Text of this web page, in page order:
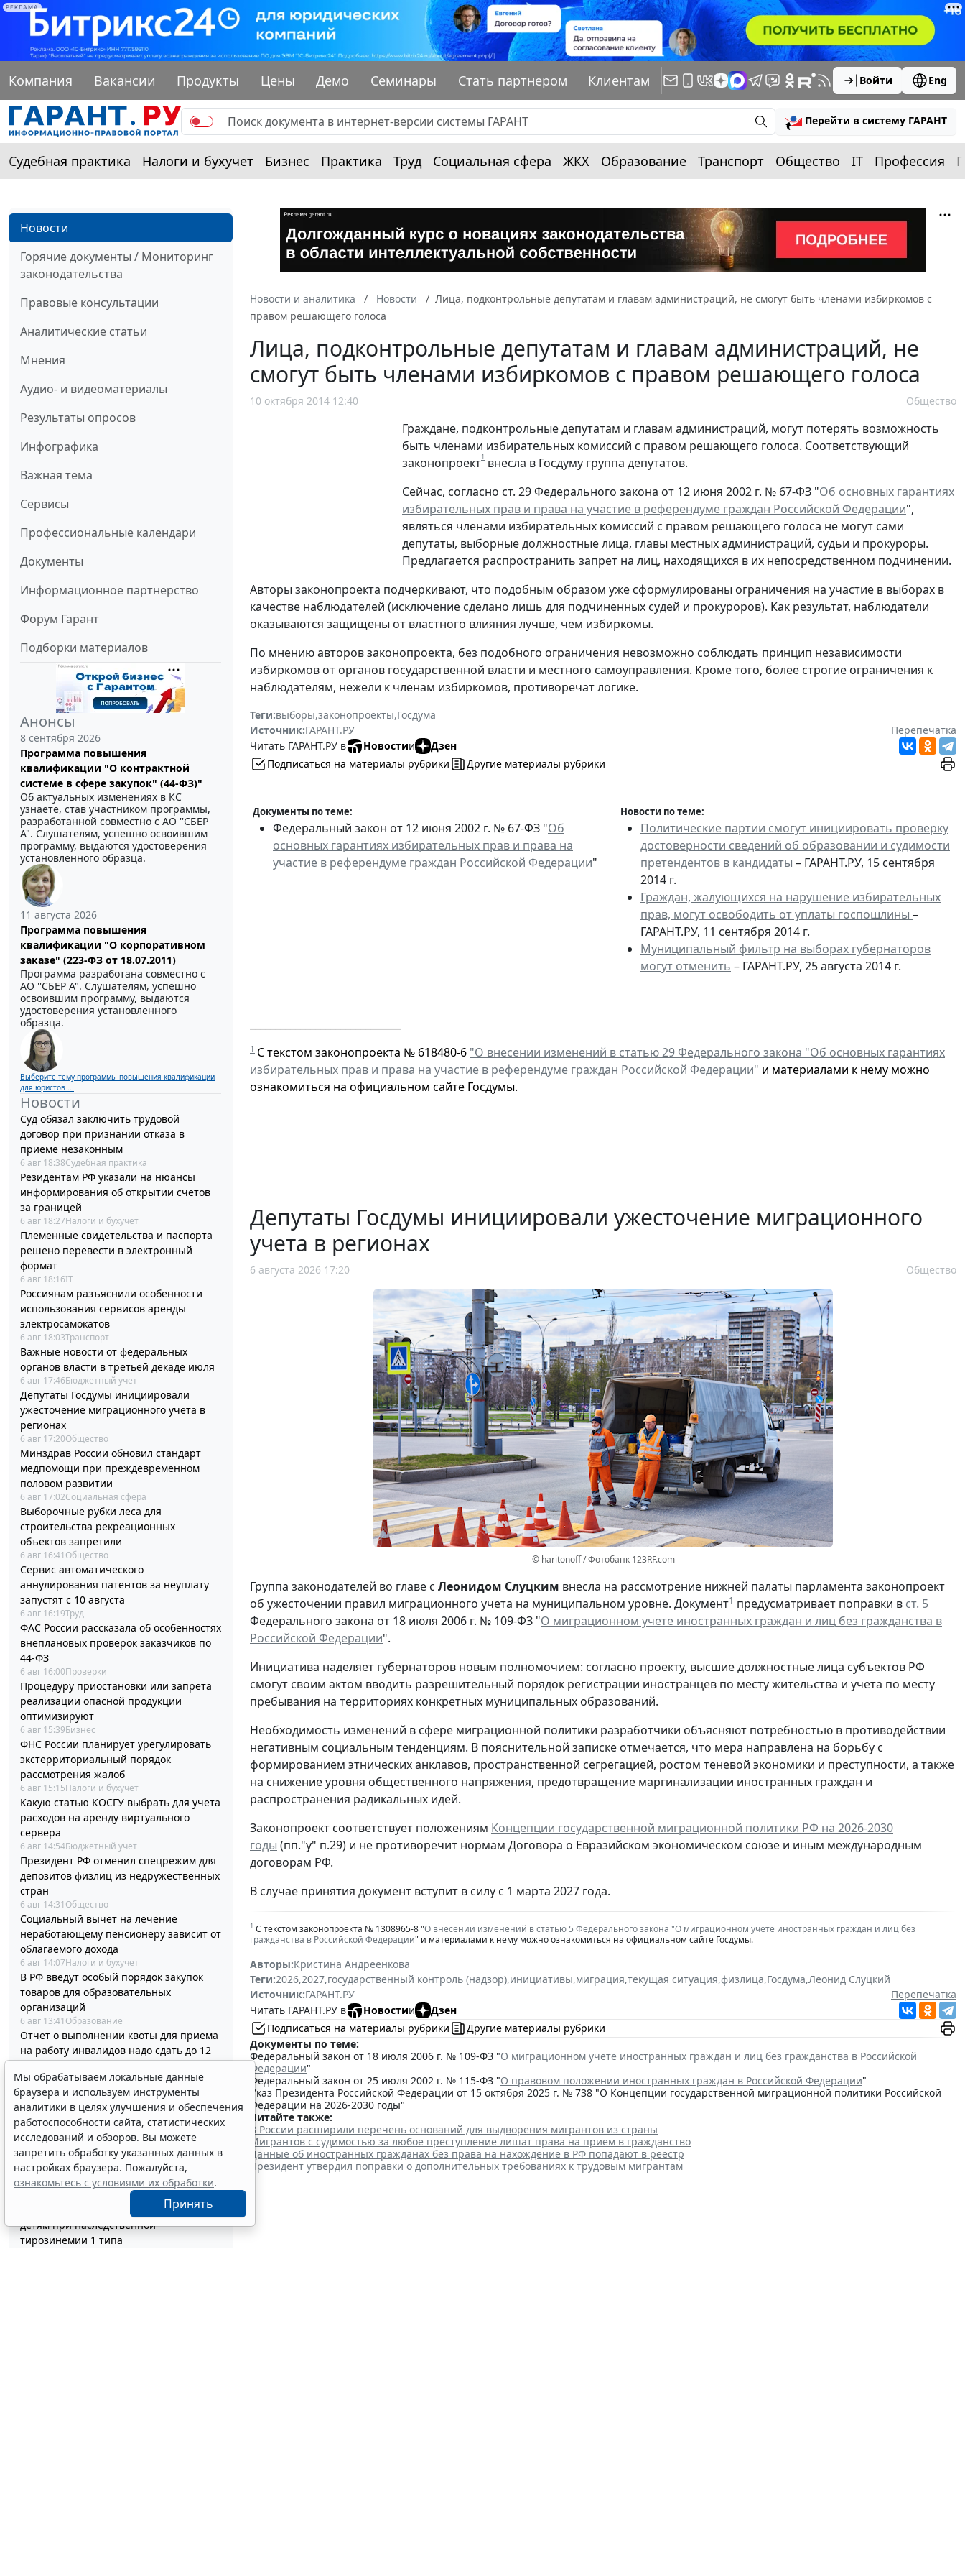
РЕКЛАМА
Компания Вакансии Продукты Цены Демо Семинары Стать партнером Клиентам Войти Eng
Перейти в систему ГАРАНТ
Судебная практика Налоги и бухучет Бизнес Практика Труд Социальная сфера ЖКХ Образование Транспорт Общество IT Профессия
Новости
Горячие документы / Мониторинг
законодательства
Правовые консультации
Аналитические статьи
Мнения
Аудио- и видеоматериалы
Результаты опросов
Инфографика
Важная тема
Сервисы
Профессиональные календари
Документы
Информационное партнерство
Форум Гарант
Подборки материалов
Анонсы
8 сентября 2026
Программа повышения
квалификации "О контрактной
системе в сфере закупок" (44-ФЗ)"
Об актуальных изменениях в КС
узнаете, став участником программы,
разработанной совместно с АО ''СБЕР
А". Слушателям, успешно освоившим
программу, выдаются удостоверения
установленного образца.
11 августа 2026
Программа повышения
квалификации "О корпоративном
заказе" (223-ФЗ от 18.07.2011)
Программа разработана совместно с
АО ''СБЕР А". Слушателям, успешно
освоившим программу, выдаются
удостоверения установленного
образца.
Выберите тему программы повышения квалификации
для юристов ...
Новости
Суд обязал заключить трудовой
договор при признании отказа в
приеме незаконным
6 авг 18:38Судебная практика
Резидентам РФ указали на нюансы
информирования об открытии счетов
за границей
6 авг 18:27Налоги и бухучет
Племенные свидетельства и паспорта
решено перевести в электронный
формат
6 авг 18:16IT
Россиянам разъяснили особенности
использования сервисов аренды
электросамокатов
6 авг 18:03Транспорт
Важные новости от федеральных
органов власти в третьей декаде июля
6 авг 17:46Бюджетный учет
Депутаты Госдумы инициировали
ужесточение миграционного учета в
регионах
6 авг 17:20Общество
Минздрав России обновил стандарт
медпомощи при преждевременном
половом развитии
6 авг 17:02Социальная сфера
Выборочные рубки леса для
строительства рекреационных
объектов запретили
6 авг 16:41 Общество
Сервис автоматического
аннулирования патентов за неуплату
запустят с 10 августа
6 авг 16:19Труд
ФАС России рассказала об особенностях
внеплановых проверок заказчиков по
44-ФЗ
6 авг 16:00Проверки
Процедуру приостановки или запрета
реализации опасной продукции
оптимизируют
6 авг 15:39Бизнес
ФНС России планирует урегулировать
экстерриториальный порядок
рассмотрения жалоб
6 авг 15:15Налоги и бухучет
Какую статью КОСГУ выбрать для учета
расходов на аренду виртуального
сервера
6 авг 14:54Бюджетный учет
Президент РФ отменил спецрежим для
депозитов физлиц из недружественных
стран
6 авг 14:31 Общество
Социальный вычет на лечение
неработающему пенсионеру зависит от
облагаемого дохода
6 авг 14:07Налоги и бухучет
В РФ введут особый порядок закупок
товаров для образовательных
организаций
6 авг 13:41 Образование
Отчет о выполнении квоты для приема
на работу инвалидов надо сдать до 12
октября
6 авг 13:20Труд
Адвокатские палаты вправе применять
УСН при соблюдении условий и
ограничений
6 авг 12:58Налоги и бухучет
Контракты по однородным товарам
можно заключать с одним и тем же
едпоставщиком
В РФ утвердили стандарт медпомощи
детям при наследственной
тирозинемии 1 типа
Новости и аналитика Новости
Лица, подконтрольные депутатам и главам администраций, не смогут быть членами избиркомов с
правом решающего голоса
Лица, подконтрольные депутатам и главам администраций, не
смогут быть членами избиркомов с правом решающего голоса
10 октября 2014 12:40 Общество
Граждане, подконтрольные депутатам и главам администраций, могут потерять возможность
быть членами избирательных комиссий с правом решающего голоса. Соответствующий
законопроект1 внесла в Госдуму группа депутатов.
Сейчас, согласно ст. 29 Федерального закона от 12 июня 2002 г. № 67-ФЗ "Об основных гарантиях
избирательных прав и права на участие в референдуме граждан Российской Федерации",
являться членами избирательных комиссий с правом решающего голоса не могут сами
депутаты, выборные должностные лица, главы местных администраций, судьи и прокуроры.
Предлагается распространить запрет на лиц, находящихся в их непосредственном подчинении.
Авторы законопроекта подчеркивают, что подобным образом уже сформулированы ограничения на участие в выборах в
качестве наблюдателей (исключение сделано лишь для подчиненных судей и прокуроров). Как результат, наблюдатели
оказываются защищены от властного влияния лучше, чем избиркомы.
По мнению авторов законопроекта, без подобного ограничения невозможно соблюдать принцип независимости
избиркомов от органов государственной власти и местного самоуправления. Кроме того, более строгие ограничения к
наблюдателям, нежели к членам избиркомов, противоречат логике.
Теги:выборы,законопроекты,Госдума
Источник:ГАРАНТ.РУ
Перепечатка
Читать ГАРАНТ.РУ в
Новостии
Дзен
Подписаться на материалы рубрики
Другие материалы рубрики
Документы по теме: Новости по теме:
Федеральный закон от 12 июня 2002 г. № 67-ФЗ "Об
основных гарантиях избирательных прав и права на
участие в референдуме граждан Российской Федерации"
Политические партии смогут инициировать проверку
достоверности сведений об образовании и судимости
претендентов в кандидаты – ГАРАНТ.РУ, 15 сентября
2014 г.
Граждан, жалующихся на нарушение избирательных
прав, могут освободить от уплаты госпошлины –
ГАРАНТ.РУ, 11 сентября 2014 г.
Муниципальный фильтр на выборах губернаторов
могут отменить – ГАРАНТ.РУ, 25 августа 2014 г.
1 С текстом законопроекта № 618480-6 "О внесении изменений в статью 29 Федерального закона "Об основных гарантиях
избирательных прав и права на участие в референдуме граждан Российской Федерации" и материалами к нему можно
ознакомиться на официальном сайте Госдумы.
Депутаты Госдумы инициировали ужесточение миграционного
учета в регионах
6 августа 2026 17:20 Общество
© haritonoff / Фотобанк 123RF.com
Группа законодателей во главе с Леонидом Слуцким внесла на рассмотрение нижней палаты парламента законопроект
об ужесточении правил миграционного учета на муниципальном уровне. Документ1 предусматривает поправки в ст. 5
Федерального закона от 18 июля 2006 г. № 109-ФЗ "О миграционном учете иностранных граждан и лиц без гражданства в
Российской Федерации".
Инициатива наделяет губернаторов новым полномочием: согласно проекту, высшие должностные лица субъектов РФ
смогут своим актом вводить разрешительный порядок регистрации иностранцев по месту жительства и учета по месту
пребывания на территориях конкретных муниципальных образований.
Необходимость изменений в сфере миграционной политики разработчики объясняют потребностью в противодействии
негативным социальным тенденциям. В пояснительной записке отмечается, что мера направлена на борьбу с
формированием этнических анклавов, пространственной сегрегацией, ростом теневой экономики и преступности, а также
на снижение уровня общественного напряжения, предотвращение маргинализации иностранных граждан и
распространения радикальных идей.
Законопроект соответствует положениям Концепции государственной миграционной политики РФ на 2026-2030
годы (пп."у" п.29) и не противоречит нормам Договора о Евразийском экономическом союзе и иным международным
договорам РФ.
В случае принятия документ вступит в силу с 1 марта 2027 года.
1 С текстом законопроекта № 1308965-8 "О внесении изменений в статью 5 Федерального закона "О миграционном учете иностранных граждан и лиц без
гражданства в Российской Федерации" и материалами к нему можно ознакомиться на официальном сайте Госдумы.
Авторы:Кристина Андреенкова
Теги:2026,2027,государственный контроль (надзор),инициативы,миграция,текущая ситуация,физлица,Госдума,Леонид Слуцкий
Источник:ГАРАНТ.РУ
Перепечатка
Читать ГАРАНТ.РУ в
Новостии
Дзен
Подписаться на материалы рубрики
Другие материалы рубрики
Документы по теме:
Федеральный закон от 18 июля 2006 г. № 109-ФЗ "О миграционном учете иностранных граждан и лиц без гражданства в Российской
Федерации"
Федеральный закон от 25 июля 2002 г. № 115-ФЗ "О правовом положении иностранных граждан в Российской Федерации"
Указ Президента Российской Федерации от 15 октября 2025 г. № 738 "О Концепции государственной миграционной политики Российской
Федерации на 2026-2030 годы"
Читайте также:
В России расширили перечень оснований для выдворения мигрантов из страны
Мигрантов с судимостью за любое преступление лишат права на прием в гражданство
Данные об иностранных гражданах без права на нахождение в РФ попадают в реестр
Президент утвердил поправки о дополнительных требованиях к трудовым мигрантам
Мы обрабатываем локальные данные
браузера и используем инструменты
аналитики в целях улучшения и обеспечения
работоспособности сайта, статистических
исследований и обзоров. Вы можете
запретить обработку указанных данных в
настройках браузера. Пожалуйста,
ознакомьтесь с условиями их обработки.
Принять